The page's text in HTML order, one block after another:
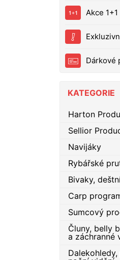
Akce 1+1
Dárkové
KATEGORIE
Harton
Sellior
Navijáky
Rybářské
Bivaky,
Carp
Sumcový
Čluny, belly
a záchranné